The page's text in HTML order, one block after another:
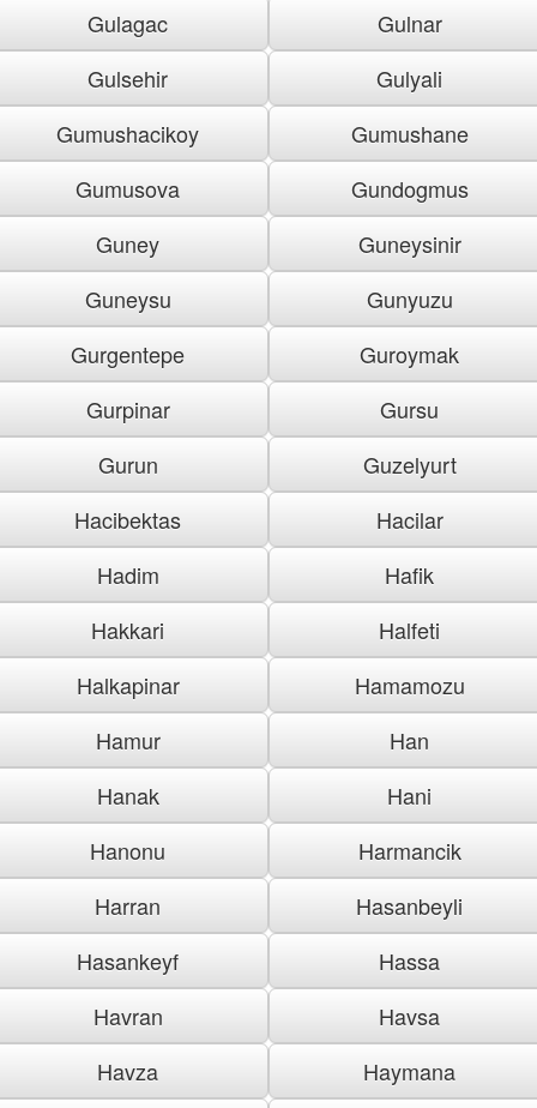
Gulagac
Gulnar
Gulsehir
Gulyali
Gumushacikoy
Gumushane
Gumusova
Gundogmus
Guney
Guneysinir
Guneysu
Gunyuzu
Gurgentepe
Guroymak
Gurpinar
Gursu
Gurun
Guzelyurt
Hacibektas
Hacilar
Hadim
Hafik
Hakkari
Halfeti
Halkapinar
Hamamozu
Hamur
Han
Hanak
Hani
Hanonu
Harmancik
Harran
Hasanbeyli
Hasankeyf
Hassa
Havran
Havsa
Havza
Haymana